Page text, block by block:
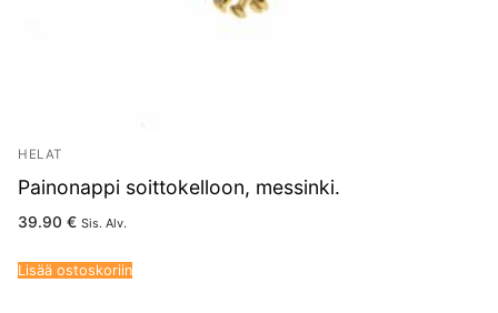
HELAT
Painonappi soittokelloon, messinki.
39.90 € Sis. Alv.
Lisää ostoskoriin